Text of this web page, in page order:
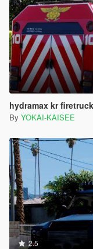
hydramax kr
By YOKAI-KAISEE
2.5